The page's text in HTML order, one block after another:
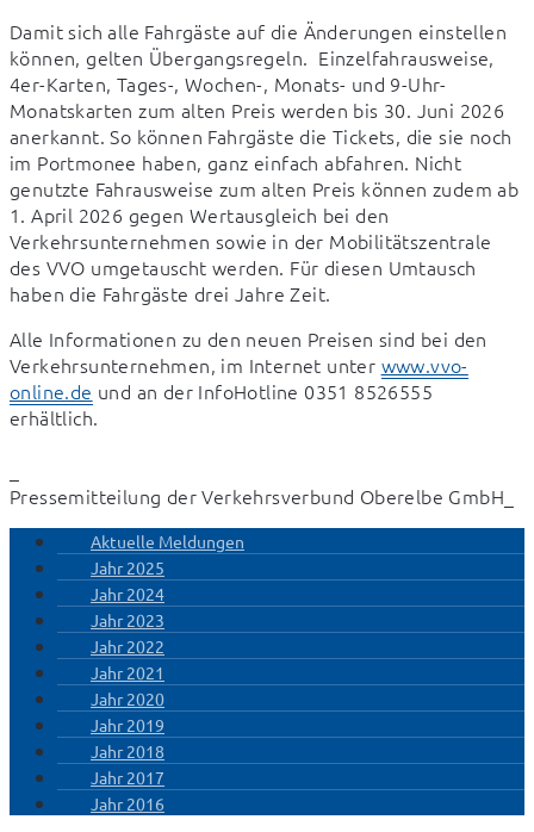
Damit sich alle Fahrgäste auf die Änderungen einstellen
können, gelten Übergangsregeln.  Einzelfahrausweise,
4er-Karten, Tages-, Wochen-, Monats- und 9-Uhr-
Monatskarten zum alten Preis werden bis 30. Juni 2026
anerkannt. So können Fahrgäste die Tickets, die sie noch
im Portmonee haben, ganz einfach abfahren. Nicht
genutzte Fahrausweise zum alten Preis können zudem ab
1. April 2026 gegen Wertausgleich bei den
Verkehrsunternehmen sowie in der Mobilitätszentrale
des VVO umgetauscht werden. Für diesen Umtausch
haben die Fahrgäste drei Jahre Zeit.
Alle Informationen zu den neuen Preisen sind bei den
Verkehrsunternehmen, im Internet unter www.vvo-
online.de und an der InfoHotline 0351 8526555
erhältlich.
Pressemitteilung der Verkehrsverbund Oberelbe GmbH_
Aktuelle Meldungen
Jahr 2025
Jahr 2024
Jahr 2023
Jahr 2022
Jahr 2021
Jahr 2020
Jahr 2019
Jahr 2018
Jahr 2017
Jahr 2016